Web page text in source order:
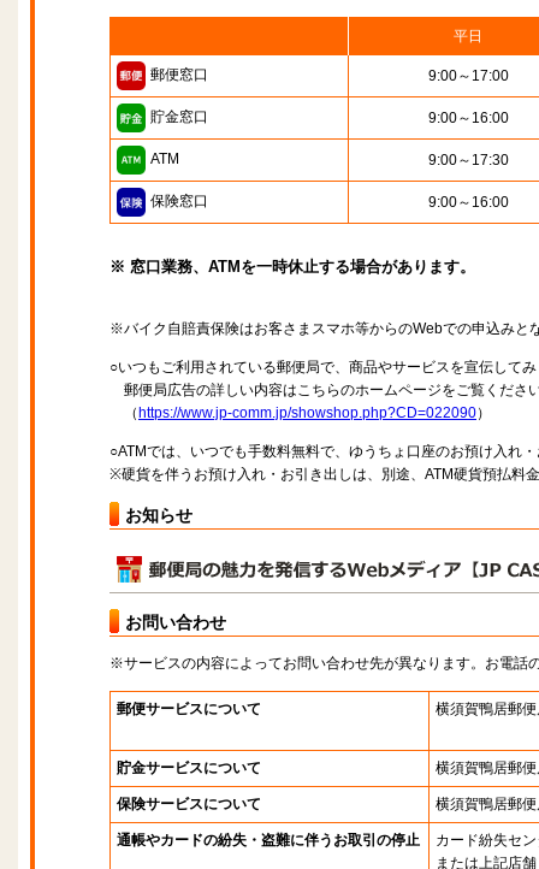
平日
郵便窓口 9:00～17:00
貯金窓口 9:00～16:00
ATM 9:00～17:30
保険窓口 9:00～16:00
※ 窓口業務、ATMを一時休止する場合があります。
※バイク自賠責保険はお客さまスマホ等からのWebでの申込みと
○いつもご利用されている郵便局で、商品やサービスを宣伝して
郵便局広告の詳しい内容はこちらのホームページをご覧くださ
（ https://www.jp-comm.jp/showshop.php?CD=022090）
○ATMでは、いつでも手数料無料で、ゆうちょ口座のお預け入れ
※硬貨を伴うお預け入れ・お引き出しは、別途、ATM硬貨預払料
お知らせ
お問い合わせ
※サービスの内容によってお問い合わせ先が異なります。お電話
郵便サービスについて 横須賀鴨居郵
貯金サービスについて 横須賀鴨居郵
保険サービスについて 横須賀鴨居郵
通帳やカードの紛失・盗難に伴うお取引の停止
カード紛失セ
または上記店舗